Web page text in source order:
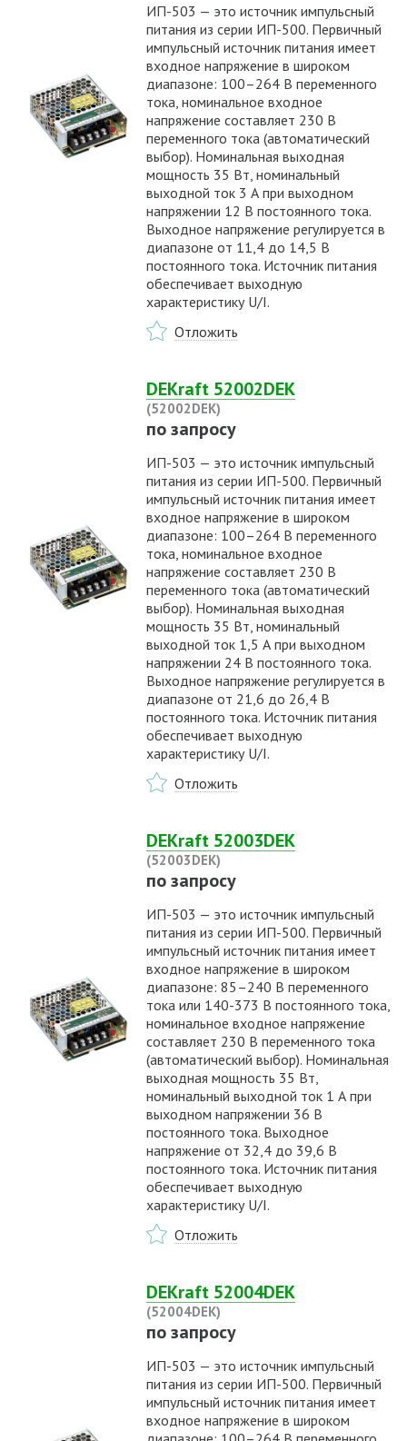
ИП-503 — это источник импульсный
питания из серии ИП-500. Первичный
импульсный источник питания имеет
входное напряжение в широком
диапазоне: 100–264 В переменного
тока, номинальное входное
напряжение составляет 230 В
переменного тока (автоматический
выбор). Номинальная выходная
мощность 35 Вт, номинальный
выходной ток 3 А при выходном
напряжении 12 В постоянного тока.
Выходное напряжение регулируется в
диапазоне от 11,4 до 14,5 В
постоянного тока. Источник питания
обеспечивает выходную
характеристику U/I.
Отложить
DEKraft 52002DEK
(52002DEK)
по запросу
ИП-503 — это источник импульсный
питания из серии ИП-500. Первичный
импульсный источник питания имеет
входное напряжение в широком
диапазоне: 100–264 В переменного
тока, номинальное входное
напряжение составляет 230 В
переменного тока (автоматический
выбор). Номинальная выходная
мощность 35 Вт, номинальный
выходной ток 1,5 А при выходном
напряжении 24 В постоянного тока.
Выходное напряжение регулируется в
диапазоне от 21,6 до 26,4 В
постоянного тока. Источник питания
обеспечивает выходную
характеристику U/I.
Отложить
DEKraft 52003DEK
(52003DEK)
по запросу
ИП-503 — это источник импульсный
питания из серии ИП-500. Первичный
импульсный источник питания имеет
входное напряжение в широком
диапазоне: 85–240 В переменного
тока или 140-373 В постоянного тока,
номинальное входное напряжение
составляет 230 В переменного тока
(автоматический выбор). Номинальная
выходная мощность 35 Вт,
номинальный выходной ток 1 А при
выходном напряжении 36 В
постоянного тока. Выходное
напряжение от 32,4 до 39,6 В
постоянного тока. Источник питания
обеспечивает выходную
характеристику U/I.
Отложить
DEKraft 52004DEK
(52004DEK)
по запросу
ИП-503 — это источник импульсный
питания из серии ИП-500. Первичный
импульсный источник питания имеет
входное напряжение в широком